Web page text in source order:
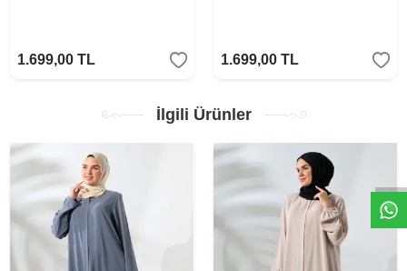
W
h
t
s
a
p
p
D
e
s
e
H
a
t
t
1.699,00 TL 1.699,00TL
İlgili Ürünler